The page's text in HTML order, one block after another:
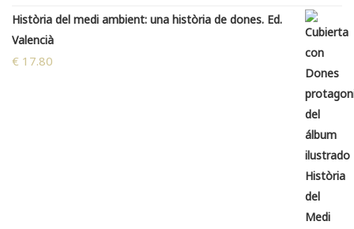
Història del medi ambient: una història de dones. Ed.
Valencià
€ 17.80